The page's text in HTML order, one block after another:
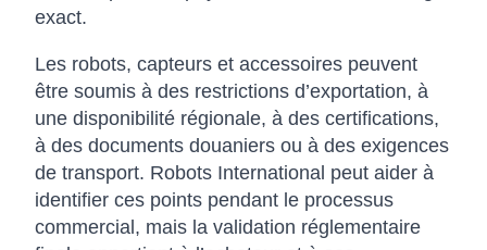
exact.
Les robots, capteurs et accessoires peuvent
être soumis à des restrictions d’exportation, à
une disponibilité régionale, à des certifications,
à des documents douaniers ou à des exigences
de transport. Robots International peut aider à
identifier ces points pendant le processus
commercial, mais la validation réglementaire